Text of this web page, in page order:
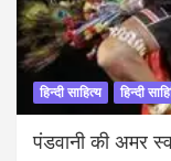
हिन्दी साहित्य हिन्दी
पंडवानी की अमर